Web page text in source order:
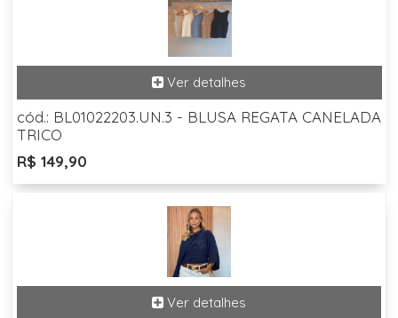
cód.: BL01022203.UN.3 - BLUSA REGATA CANELADA
TRICO
R$ 149,90